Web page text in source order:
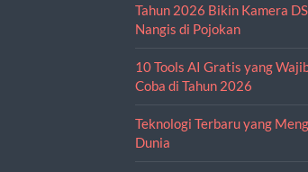
Tahun 2026 Bikin Kamera
Nangis di Pojokan
10 Tools AI Gratis yang
Coba di Tahun 2026
Teknologi Terbaru yang
Dunia